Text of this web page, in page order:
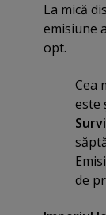
La mică
emisiune
opt.
Cea
este
de